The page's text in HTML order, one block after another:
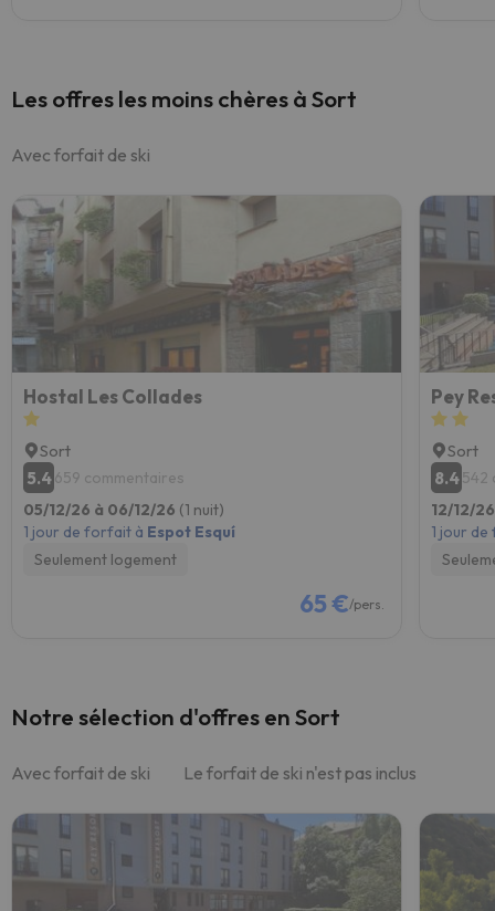
Les offres les moins chères à Sort
Avec forfait de ski
Hostal Les Collades
Sort
5.4659 commentaires
05/12/26 à 06/12/26 (1 nuit)
1 jour de forfait à Espot Esquí
Seulement logement
65 €/pers.
Pey
Sort
8.4542
12/12/
1 jour
Notre sélection d'offres en Sort
Avec forfait de ski Le forfait de ski n'est pas inclus